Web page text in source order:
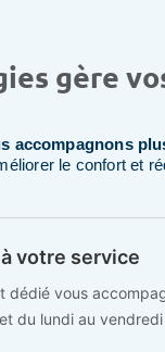
gère
accompagnons
le confort et
votre service
dédié vous
du lundi au